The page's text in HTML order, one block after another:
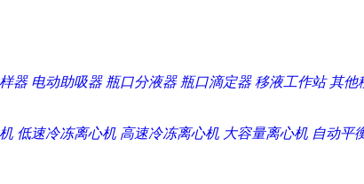
器 电动助吸器 瓶口分液器 瓶口滴定器 移液工作站 其他
低速冷冻离心机 高速冷冻离心机 大容量离心机 自动平